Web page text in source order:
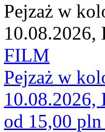
Pejzaż w
10.08.2026,
FILM
Pejzaż w
10.08.2026,
od 15,00 pln